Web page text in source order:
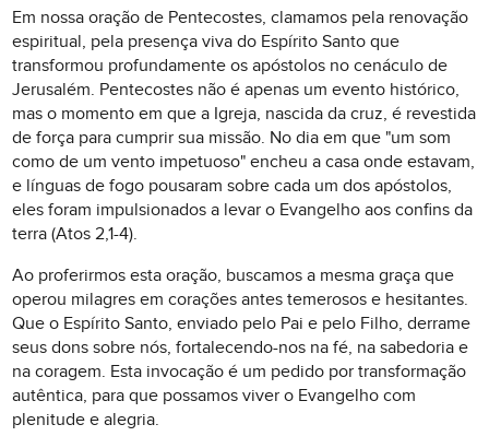
Em nossa oração de Pentecostes, clamamos pela renovação
espiritual, pela presença viva do Espírito Santo que
transformou profundamente os apóstolos no cenáculo de
Jerusalém. Pentecostes não é apenas um evento histórico,
mas o momento em que a Igreja, nascida da cruz, é revestida
de força para cumprir sua missão. No dia em que "um som
como de um vento impetuoso" encheu a casa onde estavam,
e línguas de fogo pousaram sobre cada um dos apóstolos,
eles foram impulsionados a levar o Evangelho aos confins da
terra (Atos 2,1-4).
Ao proferirmos esta oração, buscamos a mesma graça que
operou milagres em corações antes temerosos e hesitantes.
Que o Espírito Santo, enviado pelo Pai e pelo Filho, derrame
seus dons sobre nós, fortalecendo-nos na fé, na sabedoria e
na coragem. Esta invocação é um pedido por transformação
autêntica, para que possamos viver o Evangelho com
plenitude e alegria.